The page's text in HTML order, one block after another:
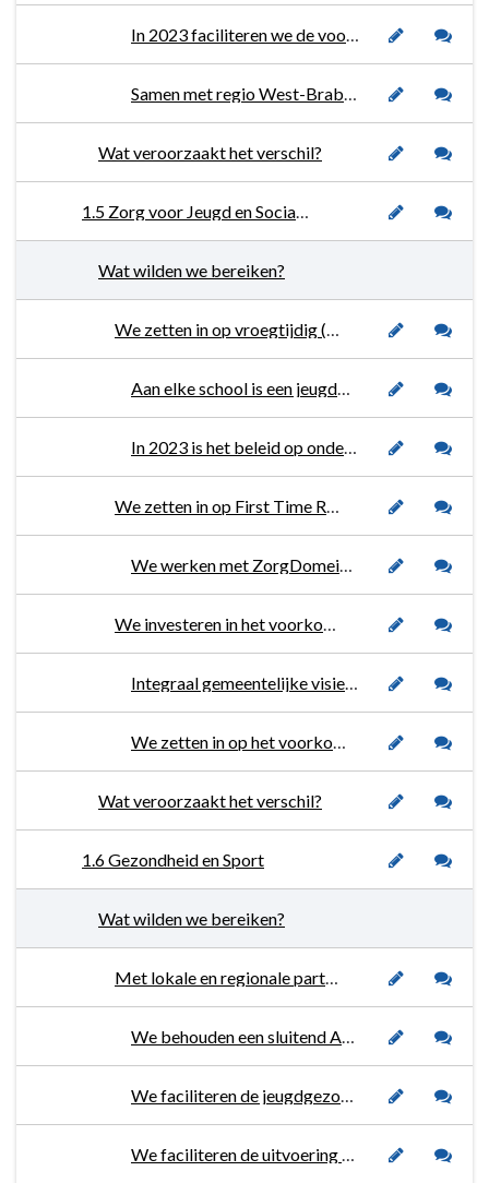
In 2023 faciliteren we de voortzetting van projecten behorende bij deze brede aanpak, waardoor we bijdragen aan het terugdringen van dakloosheid in onze regio.
Samen met regio West-Brabant West, ontwikkelen we een lange termijn aanpak waarin we inzetten op preventie, vernieuwing van de opvang en wonen met (levensbrede) begeleiding.
Wat veroorzaakt het verschil?
1.5 Zorg voor Jeugd en Sociale Veiligheid
Wat wilden we bereiken?
We zetten in op vroegtijdig (lichte) hulp waar mogelijk en passende specialistische zorg waar nodig om (langdurige) uitval uit onderwijs te voorkomen.
Aan elke school is een jeugdprofessional gekoppeld die in afstemming met de jeugdverpleegkundige afspraken maakt over de samenwerking met als doel vroegsignalering en preventie te stimuleren.
In 2023 is het beleid op onderwijszorgarrangementen vastgesteld.
We zetten in op First Time Right.
We werken met ZorgDomein, waardoor de huisartsen rechtstreeks kunnen doorverwijzen naar Team Jeugd.
We investeren in het voorkomen, stoppen en blijvend oplossen van huiselijk geweld (HG) en kindermishandeling (KM).
Integraal gemeentelijke visie op aanpak huiselijk geweld en kindermishandeling wordt in 2023 vastgesteld.
We zetten in op het voorkomen van zorgvragen voortvloeiend uit scheidingsproblematiek.
Wat veroorzaakt het verschil?
1.6 Gezondheid en Sport
Wat wilden we bereiken?
Met lokale en regionale partners zetten we in op een gezonde leefstijl, vitaliteit en psychische gezondheid.
We behouden een sluitend AED-netwerk in onze gemeente.
We faciliteren de jeugdgezondheidzorg, inclusief rijksvaccinatieprogramma.
We faciliteren de uitvoering van de wettelijke taken op het gebied van de publieke gezondheidszorg.